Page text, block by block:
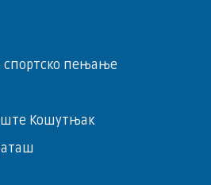
спортско пењање
Кошутњак